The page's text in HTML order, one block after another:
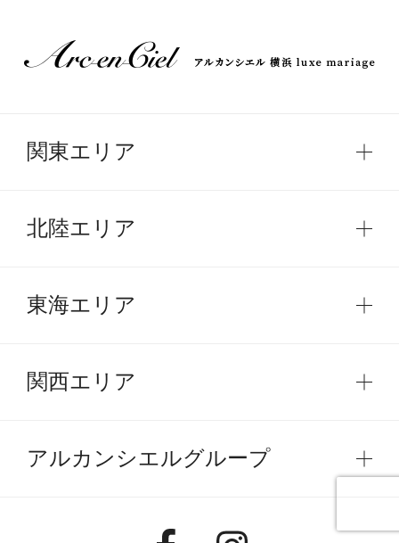
関東エリア
北陸エリア
東海エリア
関西エリア
アルカンシエルグループ